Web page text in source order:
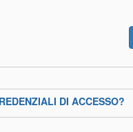
DI ACCESSO?